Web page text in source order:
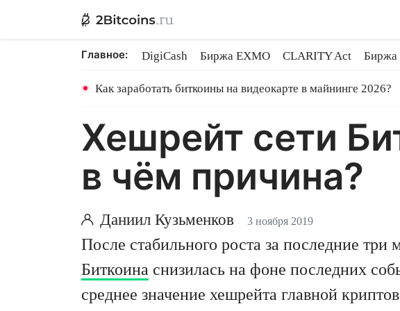
Главное: DigiCash Биржа EXMO CLARITY Act Биржа
Как заработать биткоины на видеокарте в майнинге 2026?
Хешрейт сети
в чём причина?
Даниил Кузьменков 3 ноября 2019
После стабильного роста за последние
Биткоина снизилась на фоне последних
среднее значение хешрейта главной